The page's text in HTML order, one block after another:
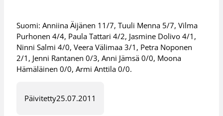
Suomi: Anniina Äijänen 11/7, Tuuli Menna 5/7, Vilma
Purhonen 4/4, Paula Tattari 4/2, Jasmine Dolivo 4/1,
Ninni Salmi 4/0, Veera Välimaa 3/1, Petra Noponen
2/1, Jenni Rantanen 0/3, Anni Jämsä 0/0, Moona
Hämäläinen 0/0, Armi Anttila 0/0.
Päivitetty25.07.2011